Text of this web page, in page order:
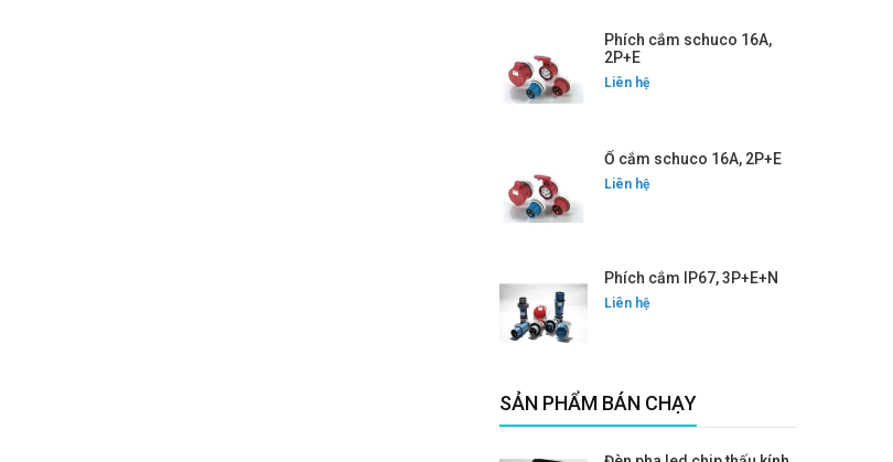
Phích cắm schuco 16A,
2P+E
Liên hệ
Ổ cắm schuco 16A, 2P+E
Liên hệ
Phích cắm IP67, 3P+E+N
Liên hệ
SẢN PHẨM BÁN CHẠY